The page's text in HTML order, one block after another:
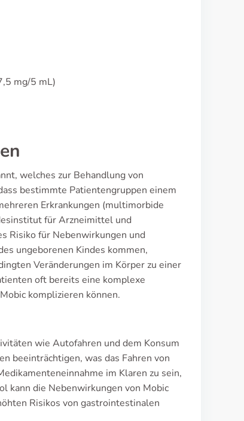
mg/5 mL)
welches zur Behandlung von
bestimmte Patientengruppen einem
Erkrankungen (multimorbide
für Arzneimittel und
Risiko für Nebenwirkungen und
ungeborenen Kindes kommen,
Veränderungen im Körper zu einer
oft bereits eine komplexe
komplizieren können.
wie Autofahren und dem Konsum
beeinträchtigen, was das Fahren von
im Klaren zu sein,
kann die Nebenwirkungen von Mobic
Risikos von gastrointestinalen